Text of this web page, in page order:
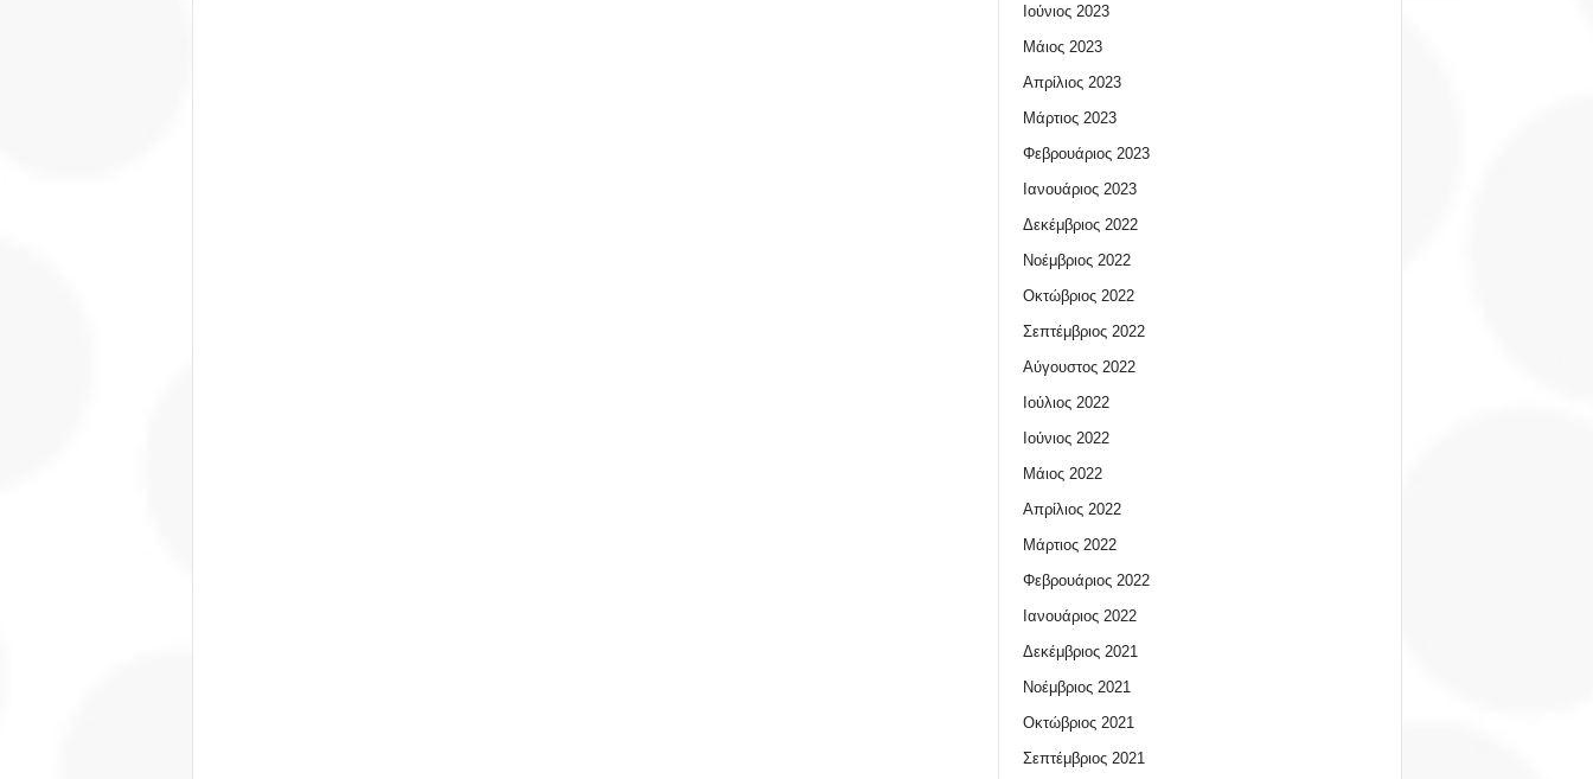
Ιούνιος 2023
Μάιος 2023
Απρίλιος 2023
Μάρτιος 2023
Φεβρουάριος 2023
Ιανουάριος 2023
Δεκέμβριος 2022
Νοέμβριος 2022
Οκτώβριος 2022
Σεπτέμβριος 2022
Αύγουστος 2022
Ιούλιος 2022
Ιούνιος 2022
Μάιος 2022
Απρίλιος 2022
Μάρτιος 2022
Φεβρουάριος 2022
Ιανουάριος 2022
Δεκέμβριος 2021
Νοέμβριος 2021
Οκτώβριος 2021
Σεπτέμβριος 2021